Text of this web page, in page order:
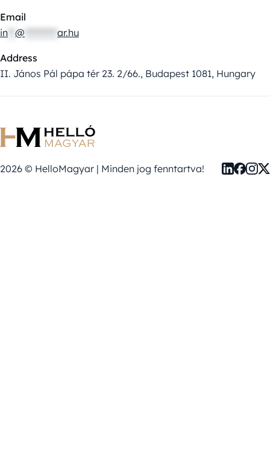
Email
in @ ar.hu
Address
II. János Pál pápa tér 23. 2/66., Budapest 1081, Hungary
2026 © HelloMagyar | Minden jog fenntartva!